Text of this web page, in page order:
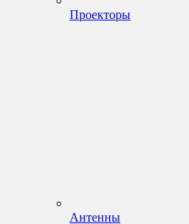
Проекторы
Антенны